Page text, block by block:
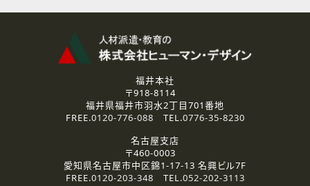
資料送付、受講相談に関するご連絡のために利用いたしま
その他、お問い合わせの内容に回答するために利用いたし
なお、ご連絡手段は、電話・Ｅメールのいずれかの方法とい
2.個人情報の第三者提供
ご提供いただいた個人情報は、法令等の規定に従う場合を除き、
3.個人情報の取り扱いの委託
弊社の定める個人情報保護の評価基準を満たした委託先に、個
人情報を委託する場合があります。
福井本社
〒918-8114
福井県福井市羽水2丁目701番地
FREE.0120-776-088 TEL.0776-35-8230
名古屋支店
〒460-0003
愛知県名古屋市中区錦1-17-13 名興ビル7F
FREE.0120-203-348 TEL.052-202-3113